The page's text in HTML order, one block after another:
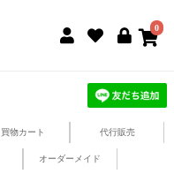
0
買物カート 代行販売
オーダーメイド